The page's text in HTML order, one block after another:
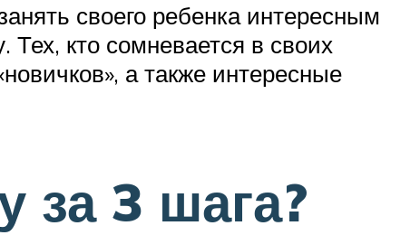
своего ребенка интересным
кто сомневается в своих
а также интересные
за 3 шага?